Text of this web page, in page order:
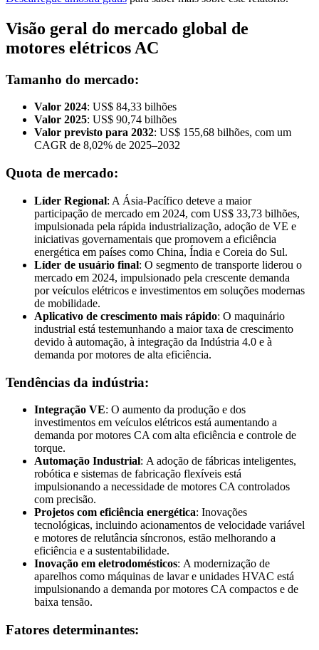
Visão geral do mercado global de
motores elétricos AC
Tamanho do mercado:
Valor 2024: US$ 84,33 bilhões
Valor 2025: US$ 90,74 bilhões
Valor previsto para 2032: US$ 155,68 bilhões, com um
CAGR de 8,02% de 2025–2032
Quota de mercado:
Líder Regional: A Ásia-Pacífico deteve a maior
participação de mercado em 2024, com US$ 33,73 bilhões,
impulsionada pela rápida industrialização, adoção de VE e
iniciativas governamentais que promovem a eficiência
energética em países como China, Índia e Coreia do Sul.
Líder de usuário final: O segmento de transporte liderou o
mercado em 2024, impulsionado pela crescente demanda
por veículos elétricos e investimentos em soluções modernas
de mobilidade.
Aplicativo de crescimento mais rápido: O maquinário
industrial está testemunhando a maior taxa de crescimento
devido à automação, à integração da Indústria 4.0 e à
demanda por motores de alta eficiência.
Tendências da indústria:
Integração VE: O aumento da produção e dos
investimentos em veículos elétricos está aumentando a
demanda por motores CA com alta eficiência e controle de
torque.
Automação Industrial: A adoção de fábricas inteligentes,
robótica e sistemas de fabricação flexíveis está
impulsionando a necessidade de motores CA controlados
com precisão.
Projetos com eficiência energética: Inovações
tecnológicas, incluindo acionamentos de velocidade variável
e motores de relutância síncronos, estão melhorando a
eficiência e a sustentabilidade.
Inovação em eletrodomésticos: A modernização de
aparelhos como máquinas de lavar e unidades HVAC está
impulsionando a demanda por motores CA compactos e de
baixa tensão.
Fatores determinantes: